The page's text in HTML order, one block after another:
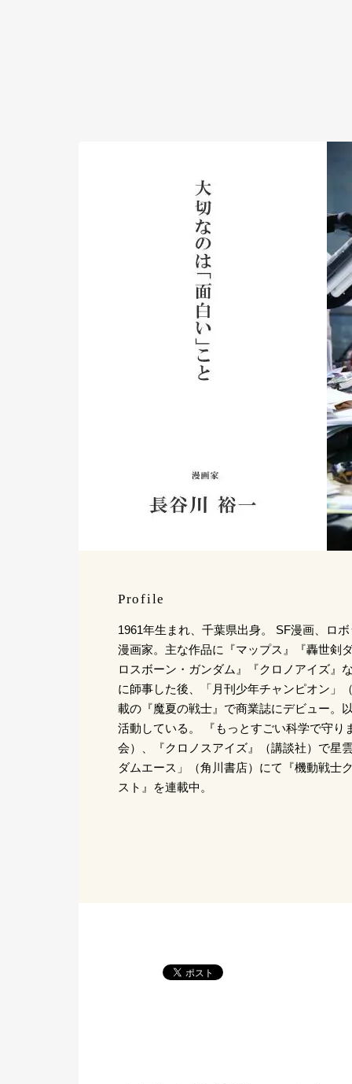
Profile
1961年生まれ、千葉県出身。 SF漫画、ロ
漫画家。主な作品に『マップス』『轟世剣
ロスボーン・ガンダム』『クロノアイズ』
に師事した後、「月刊少年チャンピオン」
載の『魔夏の戦士』で商業誌にデビュー。
活動している。 『もっとすごい科学で守り
会）、『クロノスアイズ』（講談社）で星
ダムエース」（角川書店）にて『機動戦士
スト』を連載中。